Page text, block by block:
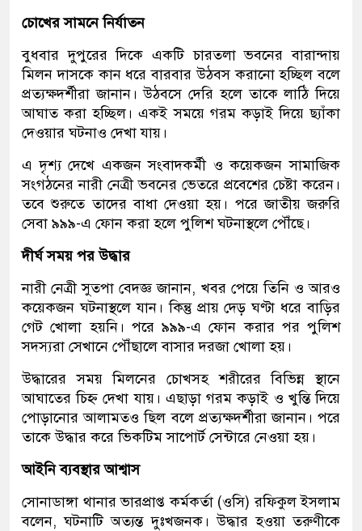
চোখের সামনে নির্যাতন
বুধবার দুপুরের দিকে একটি চারতলা ভবনের বারান্দায়
মিলন দাসকে কান ধরে বারবার উঠবস করানো হচ্ছিল বলে
প্রত্যক্ষদর্শীরা জানান। উঠবসে দেরি হলে তাকে লাঠি দিয়ে
আঘাত করা হচ্ছিল। একই সময়ে গরম কড়াই দিয়ে ছ্যাঁকা
দেওয়ার ঘটনাও দেখা যায়।
এ দৃশ্য দেখে একজন সংবাদকর্মী ও কয়েকজন সামাজিক
সংগঠনের নারী নেত্রী ভবনের ভেতরে প্রবেশের চেষ্টা করেন।
তবে শুরুতে তাদের বাধা দেওয়া হয়। পরে জাতীয় জরুরি
সেবা ৯৯৯-এ ফোন করা হলে পুলিশ ঘটনাস্থলে পৌঁছে।
দীর্ঘ সময় পর উদ্ধার
নারী নেত্রী সুতপা বেদজ্ঞ জানান, খবর পেয়ে তিনি ও আরও
কয়েকজন ঘটনাস্থলে যান। কিন্তু প্রায় দেড় ঘণ্টা ধরে বাড়ির
গেট খোলা হয়নি। পরে ৯৯৯-এ ফোন করার পর পুলিশ
সদস্যরা সেখানে পৌঁছালে বাসার দরজা খোলা হয়।
উদ্ধারের সময় মিলনের চোখসহ শরীরের বিভিন্ন স্থানে
আঘাতের চিহ্ন দেখা যায়। এছাড়া গরম কড়াই ও খুন্তি দিয়ে
পোড়ানোর আলামতও ছিল বলে প্রত্যক্ষদর্শীরা জানান। পরে
তাকে উদ্ধার করে ভিকটিম সাপোর্ট সেন্টারে নেওয়া হয়।
আইনি ব্যবস্থার আশ্বাস
সোনাডাঙ্গা থানার ভারপ্রাপ্ত কর্মকর্তা (ওসি) রফিকুল ইসলাম
বলেন, ঘটনাটি অত্যন্ত দুঃখজনক। উদ্ধার হওয়া তরুণীকে